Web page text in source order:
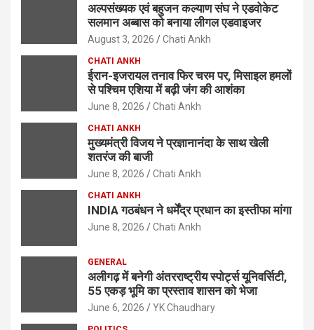
अल्पसंख्यक एवं बहुजन कल्याण संघ ने एडवोकेट
सलमान अब्बास को बनाया लीगल एडवाइजर
August 3, 2026 Chati Ankh
CHATI ANKH
ईरान-इजरायल तनाव फिर चरम पर, मिसाइल हमलों
से पश्चिम एशिया में बढ़ी जंग की आशंका
June 8, 2026 Chati Ankh
CHATI ANKH
मुख्यमंत्री विजय ने प्रज्ञानानंदा के साथ खेली
शतरंज की बाजी
June 8, 2026 Chati Ankh
CHATI ANKH
INDIA गठबंधन ने धर्मेंद्र प्रधान का इस्तीफा मांगा
June 8, 2026 Chati Ankh
GENERAL
अलीगढ़ में बनेगी अंतरराष्ट्रीय स्पोर्ट्स यूनिवर्सिटी,
55 एकड़ भूमि का प्रस्ताव शासन को भेजा
June 6, 2026 YK Chaudhary